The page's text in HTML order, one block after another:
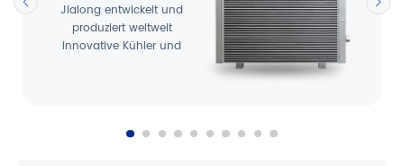
Jialong entwickelt und
produziert weltweit
innovative Kühler und